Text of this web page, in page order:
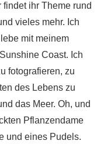
ihr Theme rund
vieles mehr. Ich
mit meinem
Coast. Ich
fotografieren, zu
des Lebens zu
das Meer. Oh, und
Pflanzendame
und eines Pudels.